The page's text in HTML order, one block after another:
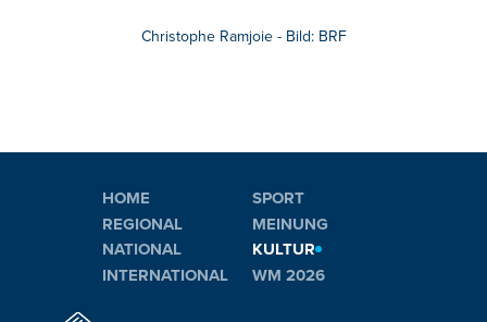
Christophe Ramjoie - Bild: BRF
HOME
REGIONAL
NATIONAL
INTERNATIONAL
SPORT
MEINUNG
KULTUR
WM 2026